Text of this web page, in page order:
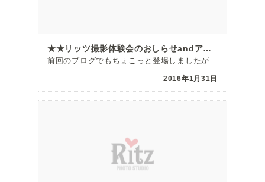
★★リッツ撮影体験会のおしらせandアルバムNEWデザイン★★
前回のブログでもちょこっと登場しましたが・・・ 2月20日、21日、27日、28日の計４日間で「撮影 […]
2016年1月31日